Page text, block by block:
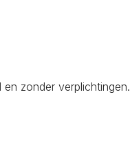
zonder verplichtingen.